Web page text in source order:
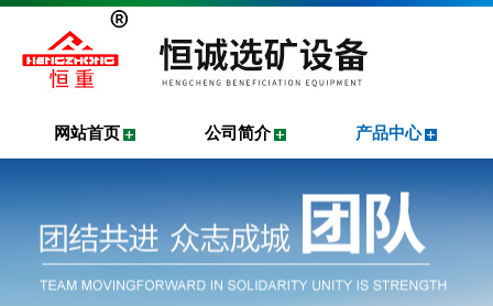
网站首页 公司简介 产品中心